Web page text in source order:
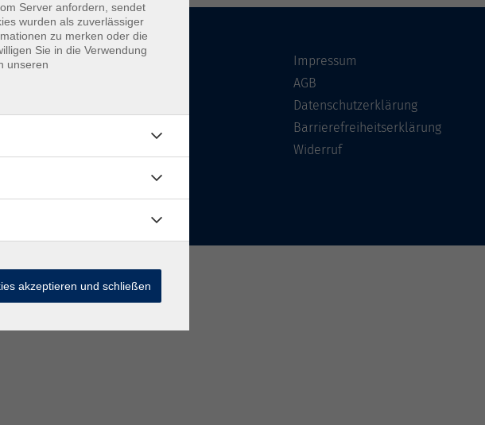
Startseite
Impressum
AGB
Datenschutzerklärung
Barrierefreiheitserklärung
Widerruf
Server anfordern, sendet
wurden als zuverlässiger
zu merken oder die
Sie in die Verwendung
unseren
akzeptieren und schließen